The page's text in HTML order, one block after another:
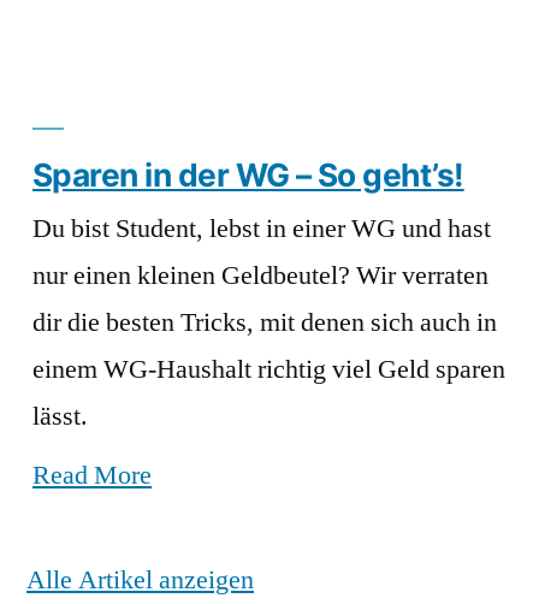
Sparen in der WG – So geht’s!
Du bist Student, lebst in einer WG und hast
nur einen kleinen Geldbeutel? Wir verraten
dir die besten Tricks, mit denen sich auch in
einem WG-Haushalt richtig viel Geld sparen
lässt.
Read More
Alle Artikel anzeigen